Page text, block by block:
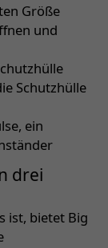
Größe
und
Schutzhülle
ein
drei
ist, bietet Big